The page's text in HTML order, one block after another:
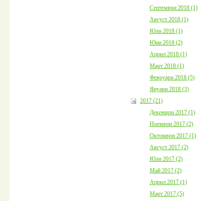
Септември 2018 (1)
Август 2018 (1)
Юли 2018 (1)
Юни 2018 (2)
Април 2018 (1)
Март 2018 (1)
Февруари 2018 (5)
Януари 2018 (3)
2017 (21)
Декември 2017 (1)
Ноември 2017 (2)
Октомври 2017 (1)
Август 2017 (2)
Юли 2017 (2)
Май 2017 (2)
Април 2017 (1)
Март 2017 (5)